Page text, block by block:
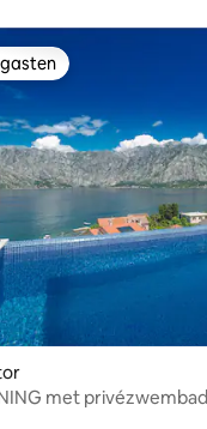
met privézwembad